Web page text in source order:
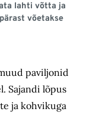
lahti võtta ja
võetakse
paviljonid
Sajandi lõpus
ja kohvikuga